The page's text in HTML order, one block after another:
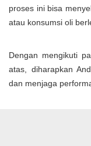
proses ini bisa
atau konsumsi oli
Dengan mengikuti
atas, diharapkan
dan menjaga